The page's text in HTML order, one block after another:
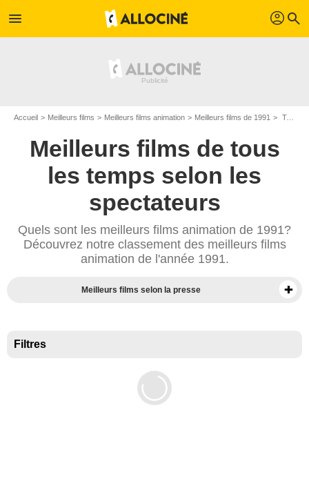
menu profil search
Accueil Meilleurs films Meilleurs films animation Meilleurs films de 1991 Top films animation de 1991
Meilleurs films de tous
les temps selon les
spectateurs
Quels sont les meilleurs films animation de 1991?
Découvrez notre classement des meilleurs films
animation de l'année 1991.
Meilleurs films selon la presse
Filtres